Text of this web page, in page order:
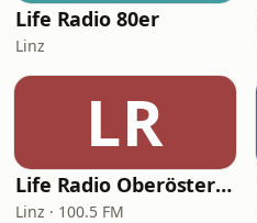
Life Radio 80er
Linz
LR
Life Radio Oberösterreich
Linz · 100.5 FM